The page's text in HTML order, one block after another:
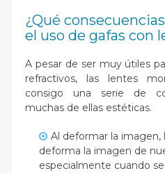
¿Qué
el uso de gafas con
A pesar de ser muy útiles
refractivos, las lentes
consigo una serie de
muchas de ellas estéticas.
Al deformar la
deforma la imagen de
especialmente cuando